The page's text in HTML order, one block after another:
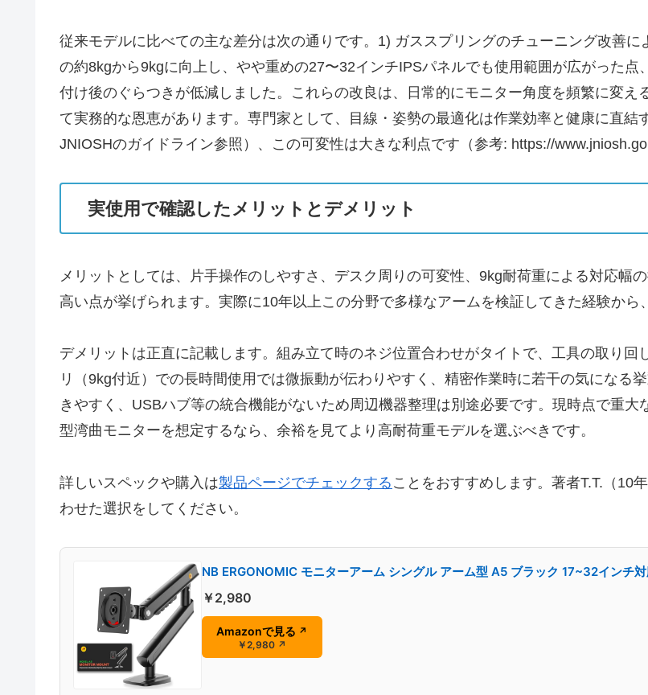
従来モデルに比べての主な差分は次の通りです。1) ガススプリングのチューニング改善
の約8kgから9kgに向上し、やや重めの27〜32インチIPSパネルでも使用範囲が広がった
付け後のぐらつきが低減しました。これらの改良は、日常的にモニター角度を頻繁に変
て実務的な恩恵があります。専門家として、目線・姿勢の最適化は作業効率と健康に直
JNIOSHのガイドライン参照）、この可変性は大きな利点です（参考: https://
実使用で確認したメリットとデメリット
メリットとしては、片手操作のしやすさ、デスク周りの可変性、9kg耐荷重による対応幅
高い点が挙げられます。実際に10年以上この分野で多様なアームを検証してきた経験から
デメリットは正直に記載します。組み立て時のネジ位置合わせがタイトで、工具の取り
リ（9kg付近）での長時間使用では微振動が伝わりやすく、精密作業時に若干の気になる
きやすく、USBハブ等の統合機能がないため周辺機器整理は別途必要です。現時点で重
型湾曲モニターを想定するなら、余裕を見てより高耐荷重モデルを選ぶべきです。
詳しいスペックや購入は製品ページでチェックする ことをおすすめします。著者T.T.（10
わせた選択をしてください。
NB ERGONOMIC モニターアーム シングル アーム型 A5 ブラック 17~32インチ
￥2,980
Amazonで見る ↗
￥2,980 ↗